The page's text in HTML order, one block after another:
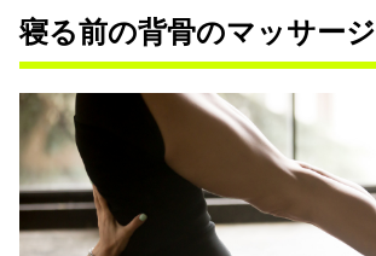
寝る前の背骨のマッサージ